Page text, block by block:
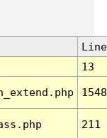
Line
13
1548
211